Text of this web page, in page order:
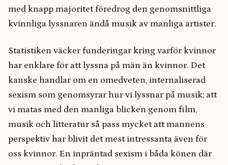
med knapp majoritet föredrog den genomsnittliga
kvinnliga lyssnaren ändå musik av manliga artister.
Statistiken väcker funderingar kring varför kvinnor
har enklare för att lyssna på män än kvinnor. Det
kanske handlar om en omedveten, internaliserad
sexism som genomsyrar hur vi lyssnar på musik; att
vi matas med den manliga blicken genom film,
musik och litteratur så pass mycket att mannens
perspektiv har blivit det mest intressanta även för
oss kvinnor. En inpräntad sexism i båda könen där